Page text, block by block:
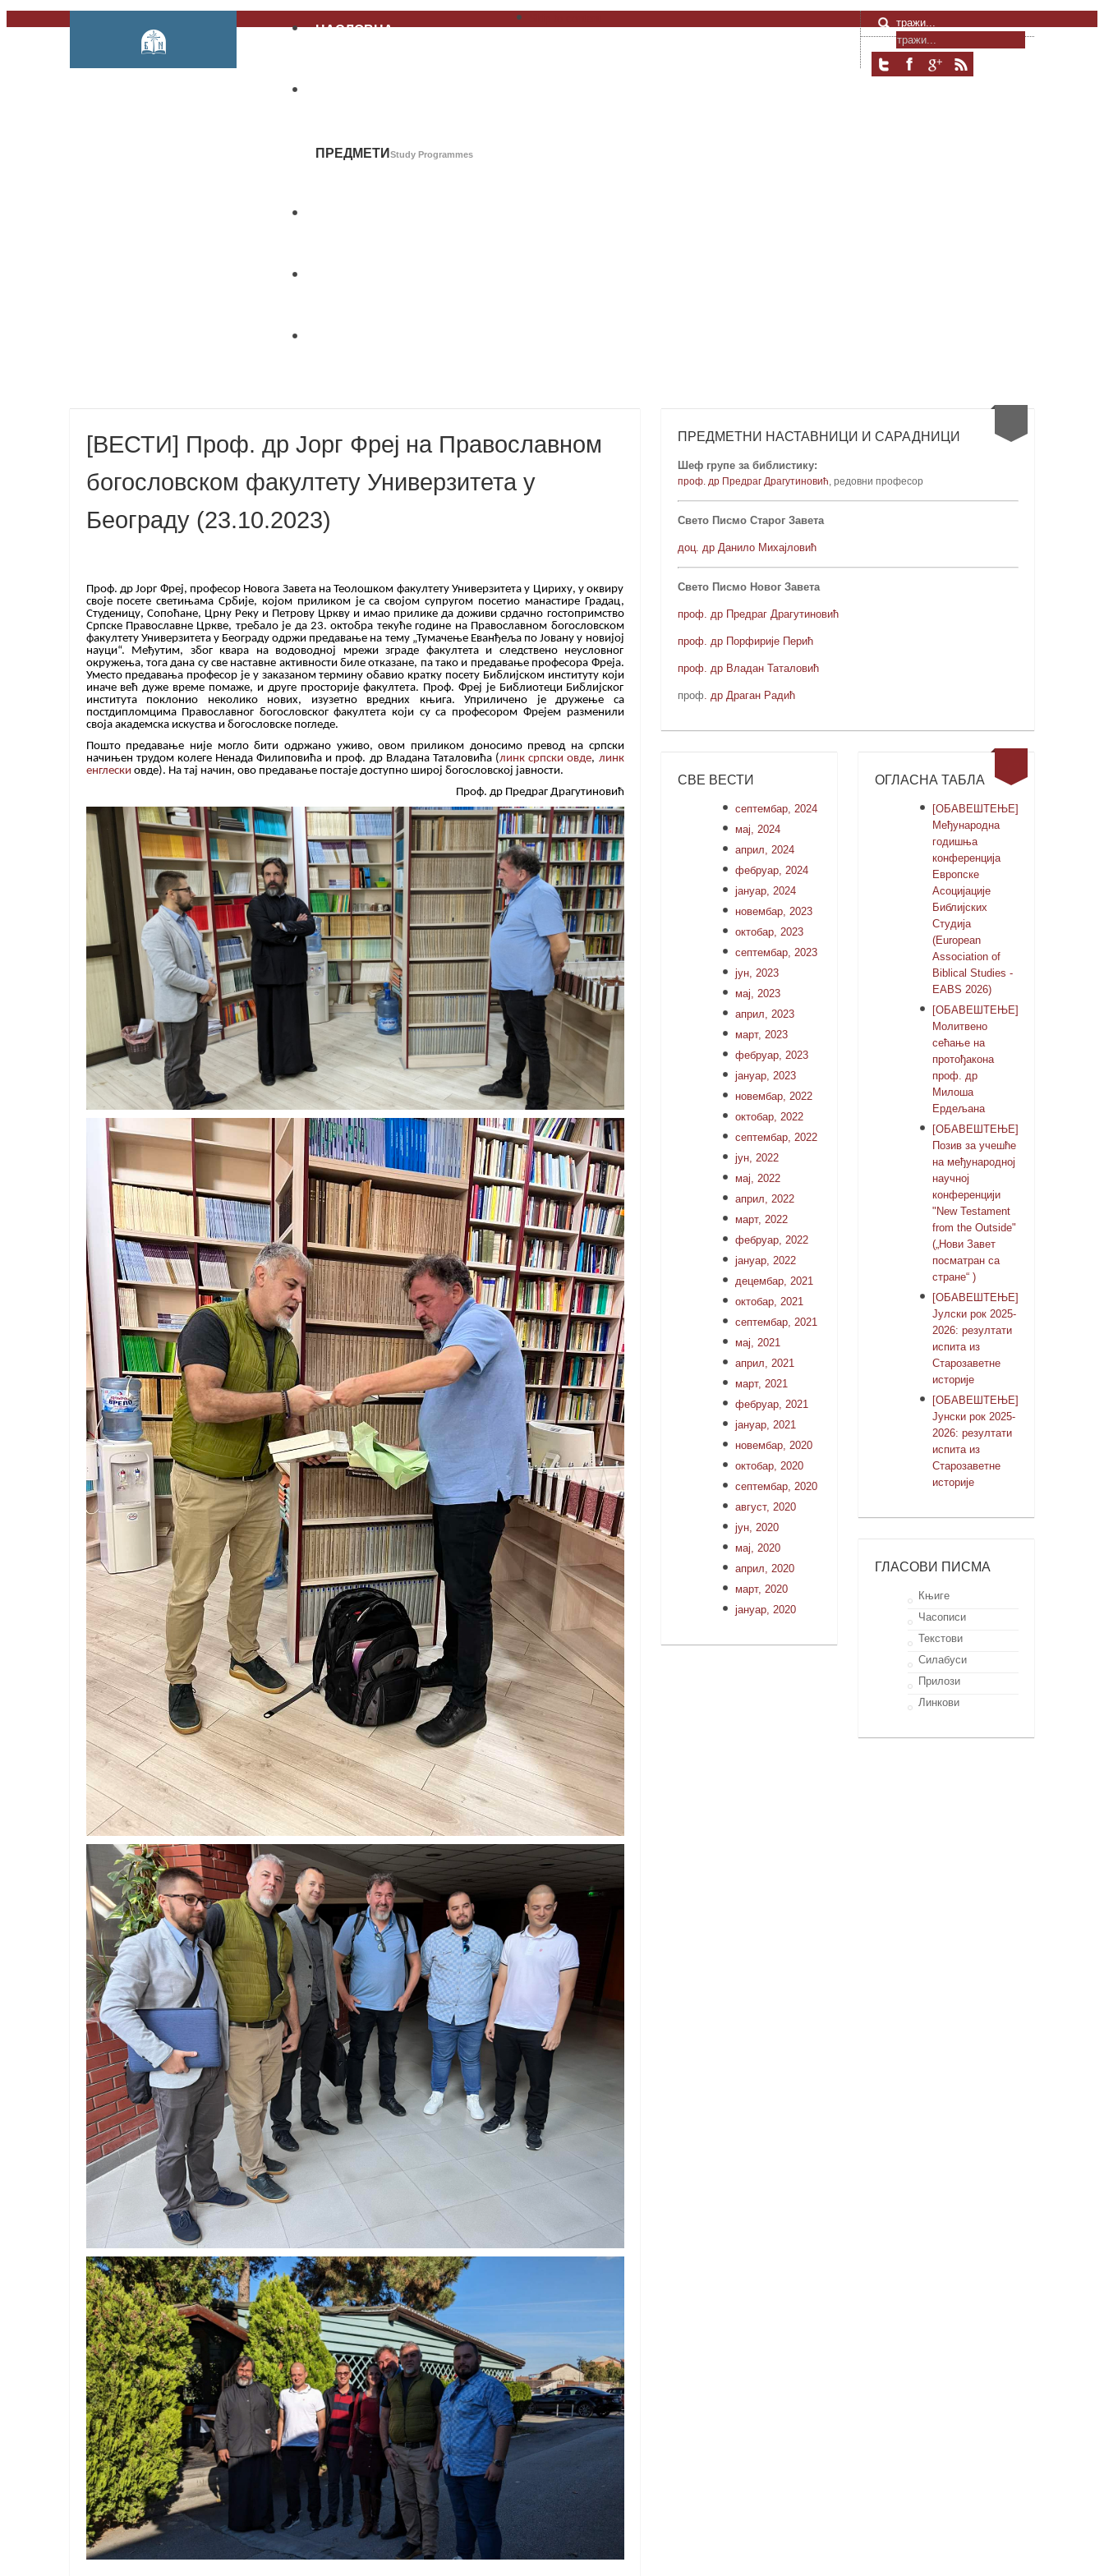
НАСЛОВНА
ПРЕДМЕТИStudy Programmes
тражи...
[ВЕСТИ] Проф. др Јорг Фреј на Православном
богословском факултету Универзитета у
Београду (23.10.2023)
Проф. др Јорг Фреј, професор Новога Завета на Теолошком факултету Универзитета у Цириху, у оквиру
своје посете светињама Србије, којом приликом је са својом супругом посетио манастире Градац,
Студеницу, Сопоћане, Црну Реку и Петрову Цркву и имао прилике да доживи срдачно гостопримство
Српске Православне Цркве, требало је да 23. октобра текуће године на Православном богословском
факултету Универзитета у Београду одржи предавање на тему „Тумачење Еванђеља по Јовану у новијој
науци“. Међутим, због квара на водоводној мрежи зграде факултета и следствено неусловног
окружења, тога дана су све наставне активности биле отказане, па тако и предавање професора Фреја.
Уместо предавања професор је у заказаном термину обавио кратку посету Библијском институту који
иначе већ дуже време помаже, и друге просторије факултета. Проф. Фреј је Библиотеци Библијског
института поклонио неколико нових, изузетно вредних књига. Уприличено је дружење са
постдипломцима Православног богословског факултета који су са професором Фрејем разменили
своја академска искуства и богословске погледе.
Пошто предавање није могло бити одржано уживо, овом приликом доносимо превод на српски
начињен трудом колеге Ненада Филиповића и проф. др Владана Таталовића (линк српски овде, линк
енглески овде). На тај начин, ово предавање постаје доступно широј богословској јавности.
Проф. др Предраг Драгутиновић
ПРЕДМЕТНИ НАСТАВНИЦИ И САРАДНИЦИ
Шеф групе за библистику:
проф. др Предраг Драгутиновић , редовни професор
Свето Писмо Старог Завета
доц. др Данило Михајловић
Свето Писмо Новог Завета
проф. др Предраг Драгутиновић
проф. др Порфирије Перић
проф. др Владан Таталовић
проф . др Драган Радић
СВЕ ВЕСТИ
септембар, 2024
мај, 2024
април, 2024
фебруар, 2024
јануар, 2024
новембар, 2023
октобар, 2023
септембар, 2023
јун, 2023
мај, 2023
април, 2023
март, 2023
фебруар, 2023
јануар, 2023
новембар, 2022
октобар, 2022
септембар, 2022
јун, 2022
мај, 2022
април, 2022
март, 2022
фебруар, 2022
јануар, 2022
децембар, 2021
октобар, 2021
септембар, 2021
мај, 2021
април, 2021
март, 2021
фебруар, 2021
јануар, 2021
новембар, 2020
октобар, 2020
септембар, 2020
август, 2020
јун, 2020
мај, 2020
април, 2020
март, 2020
јануар, 2020
ОГЛАСНА ТАБЛА
[ОБАВЕШТЕЊЕ]
Међународна
годишња
конференција
Европске
Асоцијације
Библијских
Студија
(European
Association of
Biblical Studies -
EABS 2026)
[ОБАВЕШТЕЊЕ]
Молитвено
сећање на
протођакона
проф. др
Милоша
Ердељана
[ОБАВЕШТЕЊЕ]
Позив за учешће
на међународној
научној
конференцији
"New Testament
from the Outside"
(„Нови Завет
посматран са
стране“ )
[ОБАВЕШТЕЊЕ]
Јулски рок 2025-
2026: резултати
испита из
Старозаветне
историје
[ОБАВЕШТЕЊЕ]
Јунски рок 2025-
2026: резултати
испита из
Старозаветне
историје
ГЛАСОВИ ПИСМА
Књиге
Часописи
Текстови
Силабуси
Прилози
Линкови